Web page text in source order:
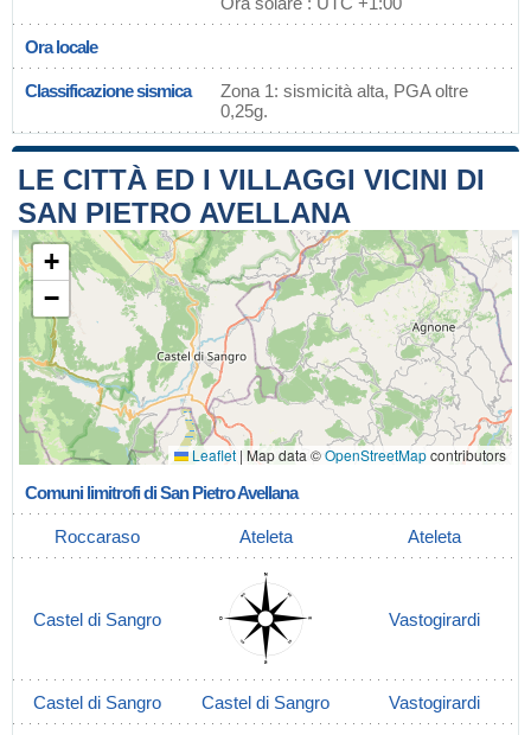
Ora locale
Classificazione sismica
Zona 1: sismicità alta, PGA oltre
0,25g.
LE CITTÀ ED I VILLAGGI VICINI DI
SAN PIETRO AVELLANA
+
−
Leaflet | Map data ©OpenStreetMapcontributors
Comuni limitrofi di San Pietro Avellana
Roccaraso Ateleta Ateleta
Castel di Sangro Vastogirardi
Castel di Sangro Castel di Sangro Vastogirardi